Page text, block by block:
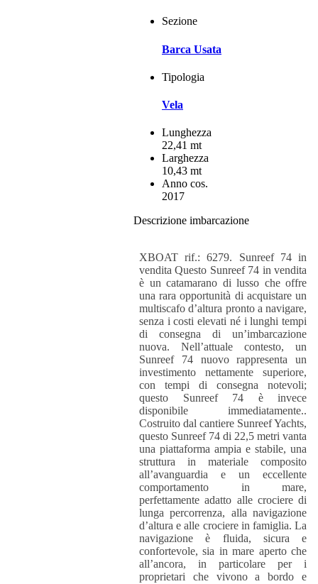
Sezione
Barca Usata
Tipologia
Vela
Lunghezza
22,41 mt
Larghezza
10,43 mt
Anno cos.
2017
Descrizione imbarcazione
XBOAT rif.: 6279. Sunreef 74 in
vendita Questo Sunreef 74 in vendita
è un catamarano di lusso che offre
una rara opportunità di acquistare un
multiscafo d’altura pronto a navigare,
senza i costi elevati né i lunghi tempi
di consegna di un’imbarcazione
nuova. Nell’attuale contesto, un
Sunreef 74 nuovo rappresenta un
investimento nettamente superiore,
con tempi di consegna notevoli;
questo Sunreef 74 è invece
disponibile immediatamente..
Costruito dal cantiere Sunreef Yachts,
questo Sunreef 74 di 22,5 metri vanta
una piattaforma ampia e stabile, una
struttura in materiale composito
all’avanguardia e un eccellente
comportamento in mare,
perfettamente adatto alle crociere di
lunga percorrenza, alla navigazione
d’altura e alle crociere in famiglia. La
navigazione è fluida, sicura e
confortevole, sia in mare aperto che
all’ancora, in particolare per i
proprietari che vivono a bordo e